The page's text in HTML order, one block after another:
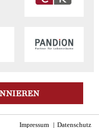
Impressum Datenschutz